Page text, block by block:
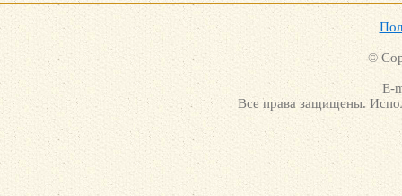
©
E-
Все права защищены.